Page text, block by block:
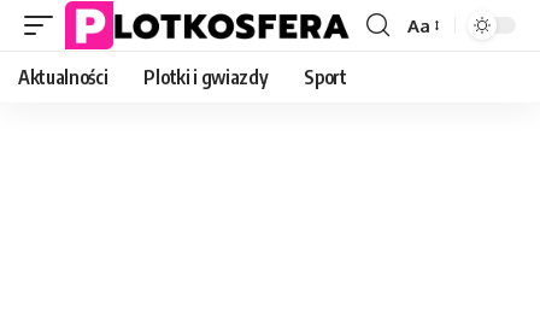
Font
Aa
Aktualności Plotki i gwiazdy Sport